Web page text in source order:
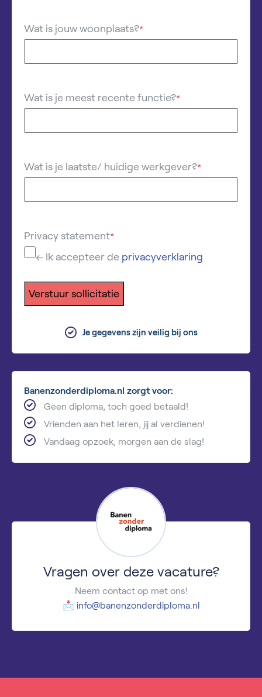
Wat is jouw woonplaats?*
Wat is je meest recente functie?*
Wat is je laatste/ huidige werkgever?*
Privacy statement*
← Ik accepteer de privacyverklaring
Verstuur sollicitatie
Je gegevens zijn veilig bij ons
Banenzonderdiploma.nl zorgt voor:
Geen diploma, toch goed betaald!
Vrienden aan het leren, jij al verdienen!
Vandaag opzoek, morgen aan de slag!
Vragen over deze vacature?
Neem contact op met ons!
📩 info@banenzonderdiploma.nl